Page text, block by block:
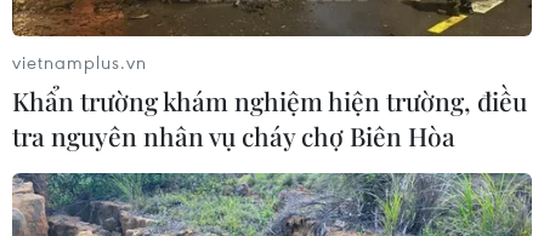
bổ nhiệm chức danh và xếp lương
nhà giáo
06/08/2026 02:18
Giá vàng trong nước tiếp tục tăng,
SJC lên ngưỡng 143,3 triệu đồng mỗi
lượng
vietnamplus.vn
Khẩn trường khám nghiệm hiện trường, điều
tra nguyên nhân vụ cháy chợ Biên Hòa